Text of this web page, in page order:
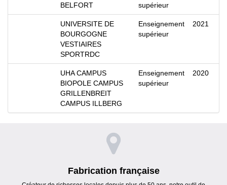
BELFORT
supérieur
UNIVERSITE DE
BOURGOGNE
VESTIAIRES
SPORTRDC
Enseignement
supérieur
2021
UHA CAMPUS
BIOPOLE CAMPUS
GRILLENBREIT
CAMPUS ILLBERG
Enseignement
supérieur
2020
Fabrication française